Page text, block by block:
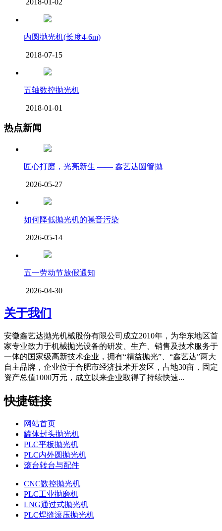
内圆抛光机(长度4-6m)
2018-07-15
五轴数控抛光机
2018-01-01
热点新闻
匠心打磨，光亮新生 —— 鑫艺达圆管抛
2026-05-27
如何降低抛光机的噪音污染
2026-05-14
五一劳动节放假通知
2026-04-30
关于我们
安徽鑫艺达抛光机械股份有限公司成立2010年，为华东地区首
家专业致力于机械抛光设备的研发、生产、销售及技术服务于
一体的国家级高新技术企业，拥有“精益抛光”、“鑫艺达”两大
自主品牌，企业位于合肥市经济技术开发区，占地30亩，固定
资产总值1000万元，成立以来企业取得了持续快速...
快捷链接
网站首页
罐体封头抛光机
PLC平板抛光机
PLC内外圆抛光机
滚台转台与配件
CNC数控抛光机
PLC工业抛磨机
LNG通过式抛光机
PLC焊缝滚压抛光机